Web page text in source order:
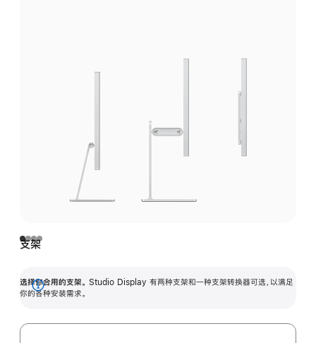
支架
选择你合用的支架。 Studio Display 有两种支架和一种支架转换器可选，以满足
你的各种安装需求。
展